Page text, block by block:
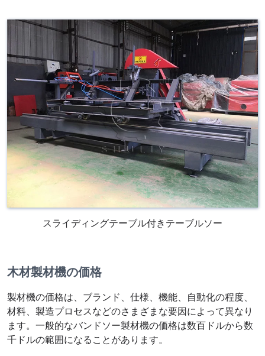
スライディングテーブル付きテーブルソー
木材製材機の価格
製材機の価格は、ブランド、仕様、機能、自動化の程度、
材料、製造プロセスなどのさまざまな要因によって異なり
ます。一般的なバンドソー製材機の価格は数百ドルから数
千ドルの範囲になることがあります。